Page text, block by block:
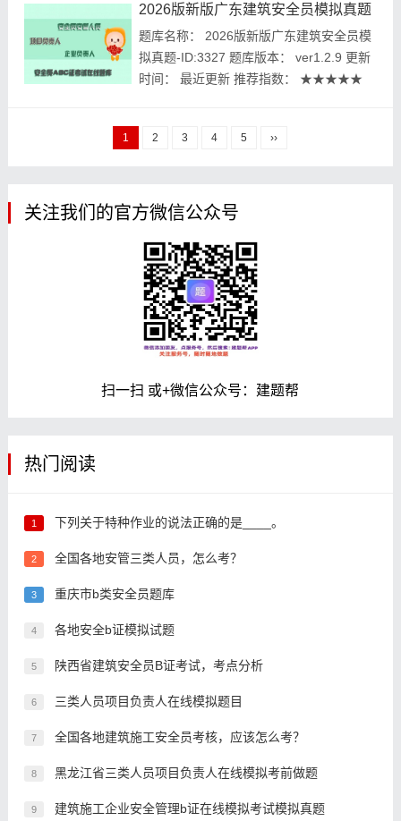
格考试建题帮APP题库研究中心 进入建
筑...
2026版新版广东建筑安全员模拟真题
题库名称： 2026版新版广东建筑安全员模
拟真题-ID:3327 题库版本： ver1.2.9 更新
时间： 最近更新 推荐指数： ★★★★★
心 进入建筑安全员模拟考试...
1 2 3 4 5 ››
关注我们的官方微信公众号
扫一扫 或+微信公众号：建题帮
热门阅读
1 下列关于特种作业的说法正确的是____。
2 全国各地安管三类人员，怎么考？
3 重庆市b类安全员题库
4 各地安全b证模拟试题
5 陕西省建筑安全员B证考试，考点分析
6 三类人员项目负责人在线模拟题目
7 全国各地建筑施工安全员考核，应该怎么考？
8 黑龙江省三类人员项目负责人在线模拟考前做题
9 建筑施工企业安全管理b证在线模拟考试模拟真题